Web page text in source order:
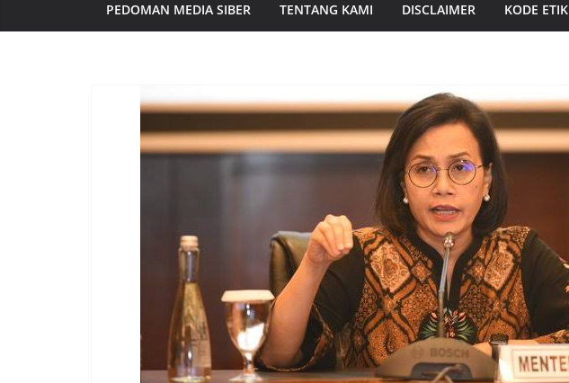
PEDOMAN MEDIA SIBER TENTANG KAMI DISCLAIMER KODE ETIK